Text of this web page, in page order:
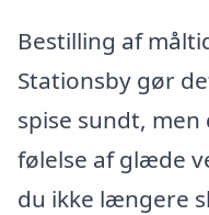
Bestilling af
Stationsby gør
spise sundt, men
følelse af glæde
du ikke længere